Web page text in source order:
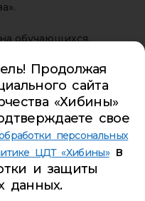
обучающихся,
мышлению.
Продолжая
сайта
«Хибины»
свое
персональных
ЦДТ «Хибины»в
и защиты
данных.